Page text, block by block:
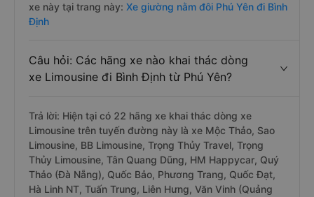
xe này tại trang này: Xe giường nằm đôi Phú Yên đi Bình
Định
Câu hỏi: Các hãng xe nào khai thác dòng
xe Limousine đi Bình Định từ Phú Yên?
Trả lời: Hiện tại có 22 hãng xe khai thác dòng xe
Limousine trên tuyến đường này là xe Mộc Thảo, Sao
Limousine, BB Limousine, Trọng Thủy Travel, Trọng
Thủy Limousine, Tân Quang Dũng, HM Happycar, Quý
Thảo (Đà Nẵng), Quốc Bảo, Phương Trang, Quốc Đạt,
Hà Linh NT, Tuấn Trung, Liên Hưng, Văn Vinh (Quảng